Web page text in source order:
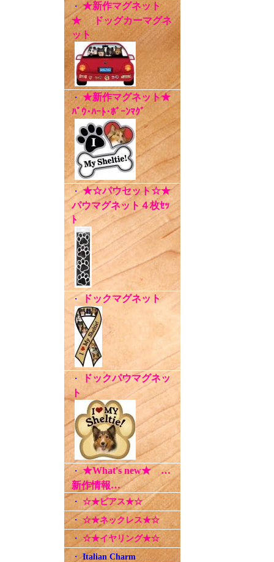
・★新作マグネット
★ ドッグカーマグネ
ット
・ ★新作マグネット★
ﾊﾟｳ･ﾊｰﾄ･ﾎﾞｰﾝﾏｸﾞ
・★☆パウセット☆★
パウマグネット４枚ｾｯ
ﾄ
・ドックマグネット
・
ドックパウマグネッ
ト
・★What's new★ …
新作情報…
・ ☆★ピアス★☆
・ ☆★ネックレス★☆
・☆★イヤリング★☆
・Italian Charm